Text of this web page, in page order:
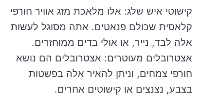
קישוטי איש שלג: אלו מלאכת מזג אוויר חורפי
קלאסית שכולם פנאטים. אתה מסוגל לעשות
אלה לבד, נייר, או אולי בדים ממוחזרים.
אצטרובלים מעוטרים: אצטרובלים הם נושא
חורפי צמחים, וניתן להאיר אלה בפשטות
בצבע, נצנצים או קישוטים אחרים.